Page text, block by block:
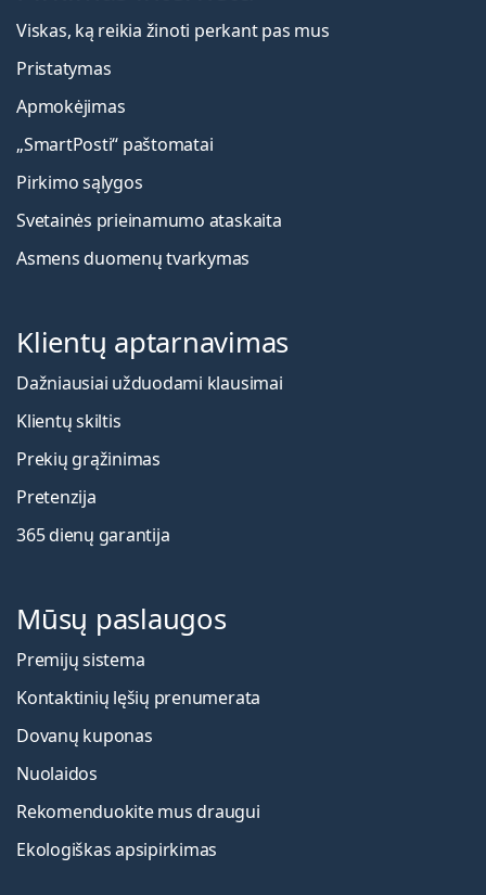
Viskas, ką reikia žinoti perkant pas mus
Pristatymas
Apmokėjimas
„SmartPosti“ paštomatai
Pirkimo sąlygos
Svetainės prieinamumo ataskaita
Asmens duomenų tvarkymas
Klientų aptarnavimas
Dažniausiai užduodami klausimai
Klientų skiltis
Prekių grąžinimas
Pretenzija
365 dienų garantija
Mūsų paslaugos
Premijų sistema
Kontaktinių lęšių prenumerata
Dovanų kuponas
Nuolaidos
Rekomenduokite mus draugui
Ekologiškas apsipirkimas